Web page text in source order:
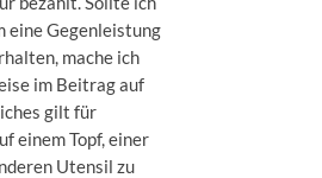
eine Gegenleistung
mache ich
im Beitrag auf
gilt für
einem Topf, einer
Utensil zu